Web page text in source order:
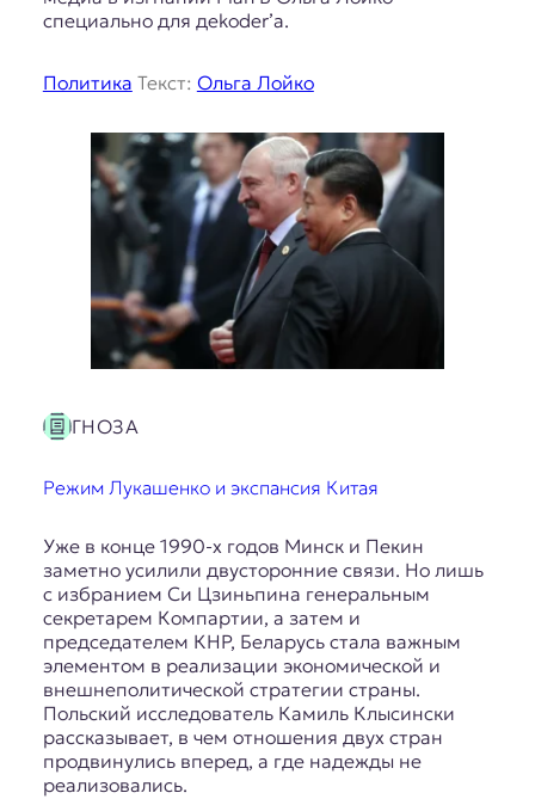
специально для дekoder’а.
Политика Текст: Ольга Лойко
ГНОЗА
Режим Лукашенко и экспансия Китая
Уже в конце 1990-х годов Минск и Пекин
заметно усилили двусторонние связи. Но лишь
с избранием Си Цзиньпина генеральным
секретарем Компартии, а затем и
председателем КНР, Беларусь стала важным
элементом в реализации экономической и
внешнеполитической стратегии страны.
Польский исследователь Камиль Клысински
рассказывает, в чем отношения двух стран
продвинулись вперед, а где надежды не
реализовались.